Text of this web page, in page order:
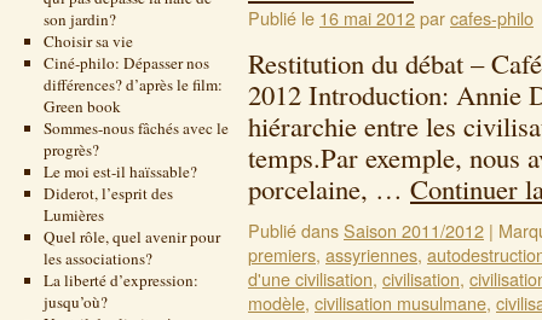
son jardin?
Choisir sa vie
Ciné-philo: Dépasser nos
différences? d’après le film:
Green book
Sommes-nous fâchés avec le
progrès?
Le moi est-il haïssable?
Diderot, l’esprit des
Lumières
Quel rôle, quel avenir pour
les associations?
La liberté d’expression:
jusqu’où?
Publié le 16 mai 2012parcafes-philo
Restitution du débat –
2012 Introduction: Annie
hiérarchie entre les
temps.Par exemple, nous
porcelaine, … Continuer
Publié dansSaison 2011/2012 |
premiers, assyriennes,
d'une civilisation, civilisation,
modèle, civilisation musulmane,